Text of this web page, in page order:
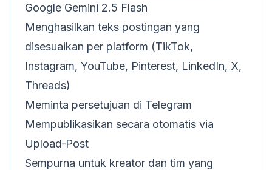
Google Gemini 2.5 Flash
Menghasilkan teks postingan yang
disesuaikan per platform (TikTok,
Instagram, YouTube, Pinterest, LinkedIn, X,
Threads)
Meminta persetujuan di Telegram
Mempublikasikan secara otomatis via
Upload‑Post
Sempurna untuk kreator dan tim yang